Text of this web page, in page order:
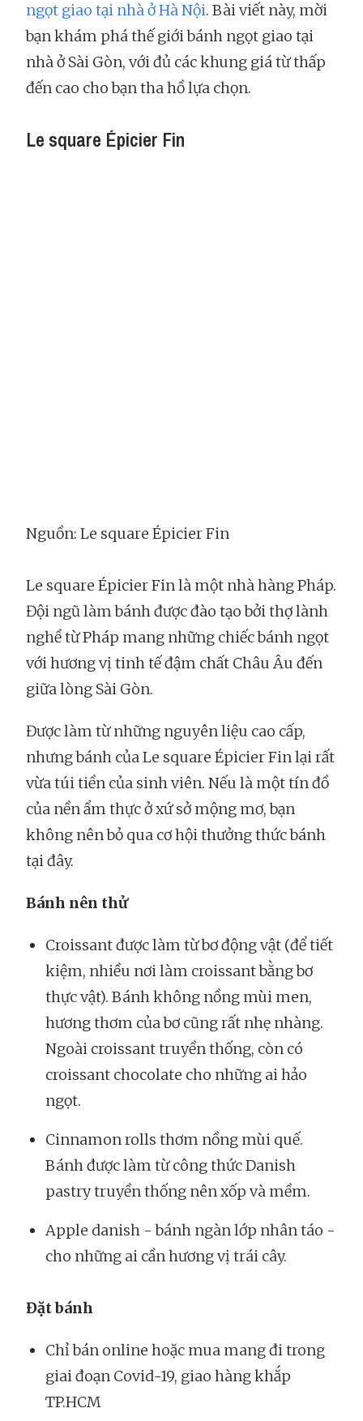
ngọt giao tại nhà ở Hà Nội. Bài viết này, mời
bạn khám phá thế giới bánh ngọt giao tại
nhà ở Sài Gòn, với đủ các khung giá từ thấp
đến cao cho bạn tha hồ lựa chọn.
Le square Épicier Fin
Nguồn: Le square Épicier Fin
Le square Épicier Fin là một nhà hàng Pháp.
Đội ngũ làm bánh được đào tạo bởi thợ lành
nghề từ Pháp mang những chiếc bánh ngọt
với hương vị tinh tế đậm chất Châu Âu đến
giữa lòng Sài Gòn.
Được làm từ những nguyên liệu cao cấp,
nhưng bánh của Le square Épicier Fin lại rất
vừa túi tiền của sinh viên. Nếu là một tín đồ
của nền ẩm thực ở xứ sở mộng mơ, bạn
không nên bỏ qua cơ hội thưởng thức bánh
tại đây.
Bánh nên thử
Croissant được làm từ bơ động vật (để tiết
kiệm, nhiều nơi làm croissant bằng bơ
thực vật). Bánh không nồng mùi men,
hương thơm của bơ cũng rất nhẹ nhàng.
Ngoài croissant truyền thống, còn có
croissant chocolate cho những ai hảo
ngọt.
Cinnamon rolls thơm nồng mùi quế.
Bánh được làm từ công thức Danish
pastry truyền thống nên xốp và mềm.
Apple danish - bánh ngàn lớp nhân táo -
cho những ai cần hương vị trái cây.
Đặt bánh
Chỉ bán online hoặc mua mang đi trong
giai đoạn Covid-19, giao hàng khắp
TP.HCM